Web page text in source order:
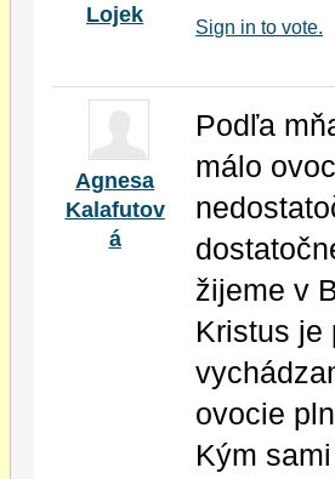
Lojek
Sign in to vote.
Agnesa
Kalafutov
á
Podľa
málo
žijeme v
Kristus je
ovocie
Kým